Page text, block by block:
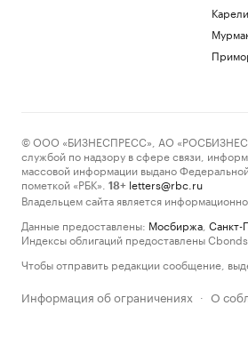
© ООО «БИЗНЕСПРЕСС», АО
службой по надзору в сфере связи,
массовой информации выдано
пометкой «РБК».
18+ letters@rbc.ru
Владельцем сайта является
Данные предоставлены: Мосбиржа Санкт-
Индексы облигаций предоставлены Cbonds.
Чтобы отправить редакции сообщение,
Информация об ограничениях · О